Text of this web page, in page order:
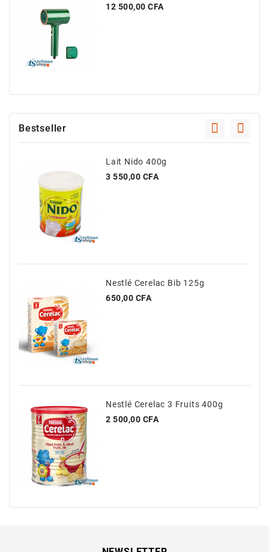
Prix
12 500,00 CFA
Bestseller
Lait Nido 400g
Prix
3 550,00 CFA
Nestlé Cerelac Bib 125g
Prix
650,00 CFA
Nestlé Cerelac 3 Fruits 400g
Prix
2 500,00 CFA